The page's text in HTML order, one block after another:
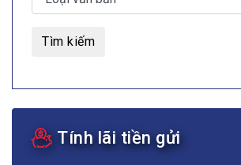
Tìm kiếm
Tính lãi tiền gửi